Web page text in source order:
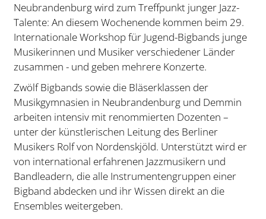
Neubrandenburg wird zum Treffpunkt junger Jazz-
Talente: An diesem Wochenende kommen beim 29.
Internationale Workshop für Jugend-Bigbands junge
Musikerinnen und Musiker verschiedener Länder
zusammen - und geben mehrere Konzerte.
Zwölf Bigbands sowie die Bläserklassen der
Musikgymnasien in Neubrandenburg und Demmin
arbeiten intensiv mit renommierten Dozenten –
unter der künstlerischen Leitung des Berliner
Musikers Rolf von Nordenskjöld. Unterstützt wird er
von international erfahrenen Jazzmusikern und
Bandleadern, die alle Instrumentengruppen einer
Bigband abdecken und ihr Wissen direkt an die
Ensembles weitergeben.